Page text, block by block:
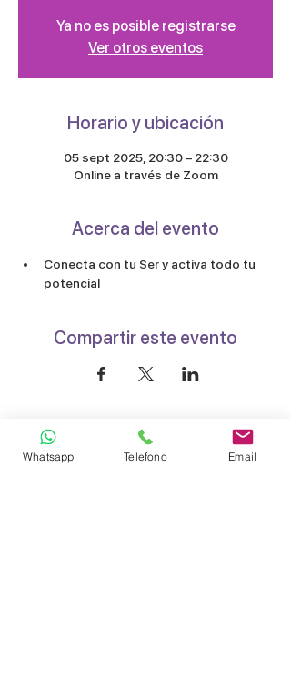
Ya no es posible registrarse
Ver otros eventos
Horario y ubicación
05 sept 2025, 20:30 – 22:30
Online a través de Zoom
Acerca del evento
Conecta con tu Ser y activa todo tu
potencial
Compartir este evento
Whatsapp Telefono Email